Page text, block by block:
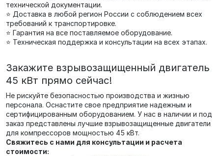
технической документации.
⭐ Доставка в любой регион России с соблюдением всех
требований к транспортировке.
⭐ Гарантия на все поставляемое оборудование.
⭐ Техническая поддержка и консультации на всех этапах.
Закажите взрывозащищенный двигатель
45 кВт прямо сейчас!
Не рискуйте безопасностью производства и жизнью
персонала. Оснастите свое предприятие надежным и
сертифицированным оборудованием. У нас в наличии и под
заказ представлены лучшие взрывозащищенные двигатели
для компрессоров мощностью 45 кВт.
Свяжитесь с нами для консультации и расчета
стоимости: